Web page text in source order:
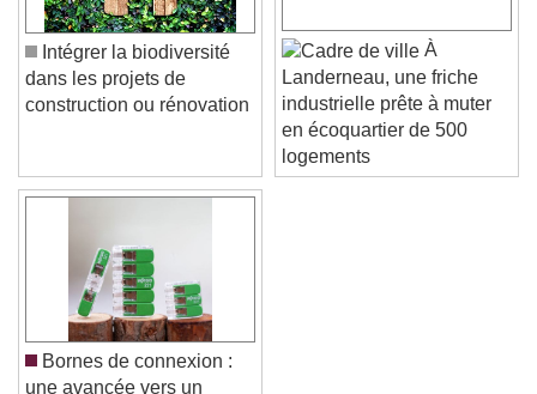
Intégrer la biodiversité
dans les projets de
À
Landerneau, une friche
industrielle prête à muter
en écoquartier de 500
logements
Bornes de connexion :